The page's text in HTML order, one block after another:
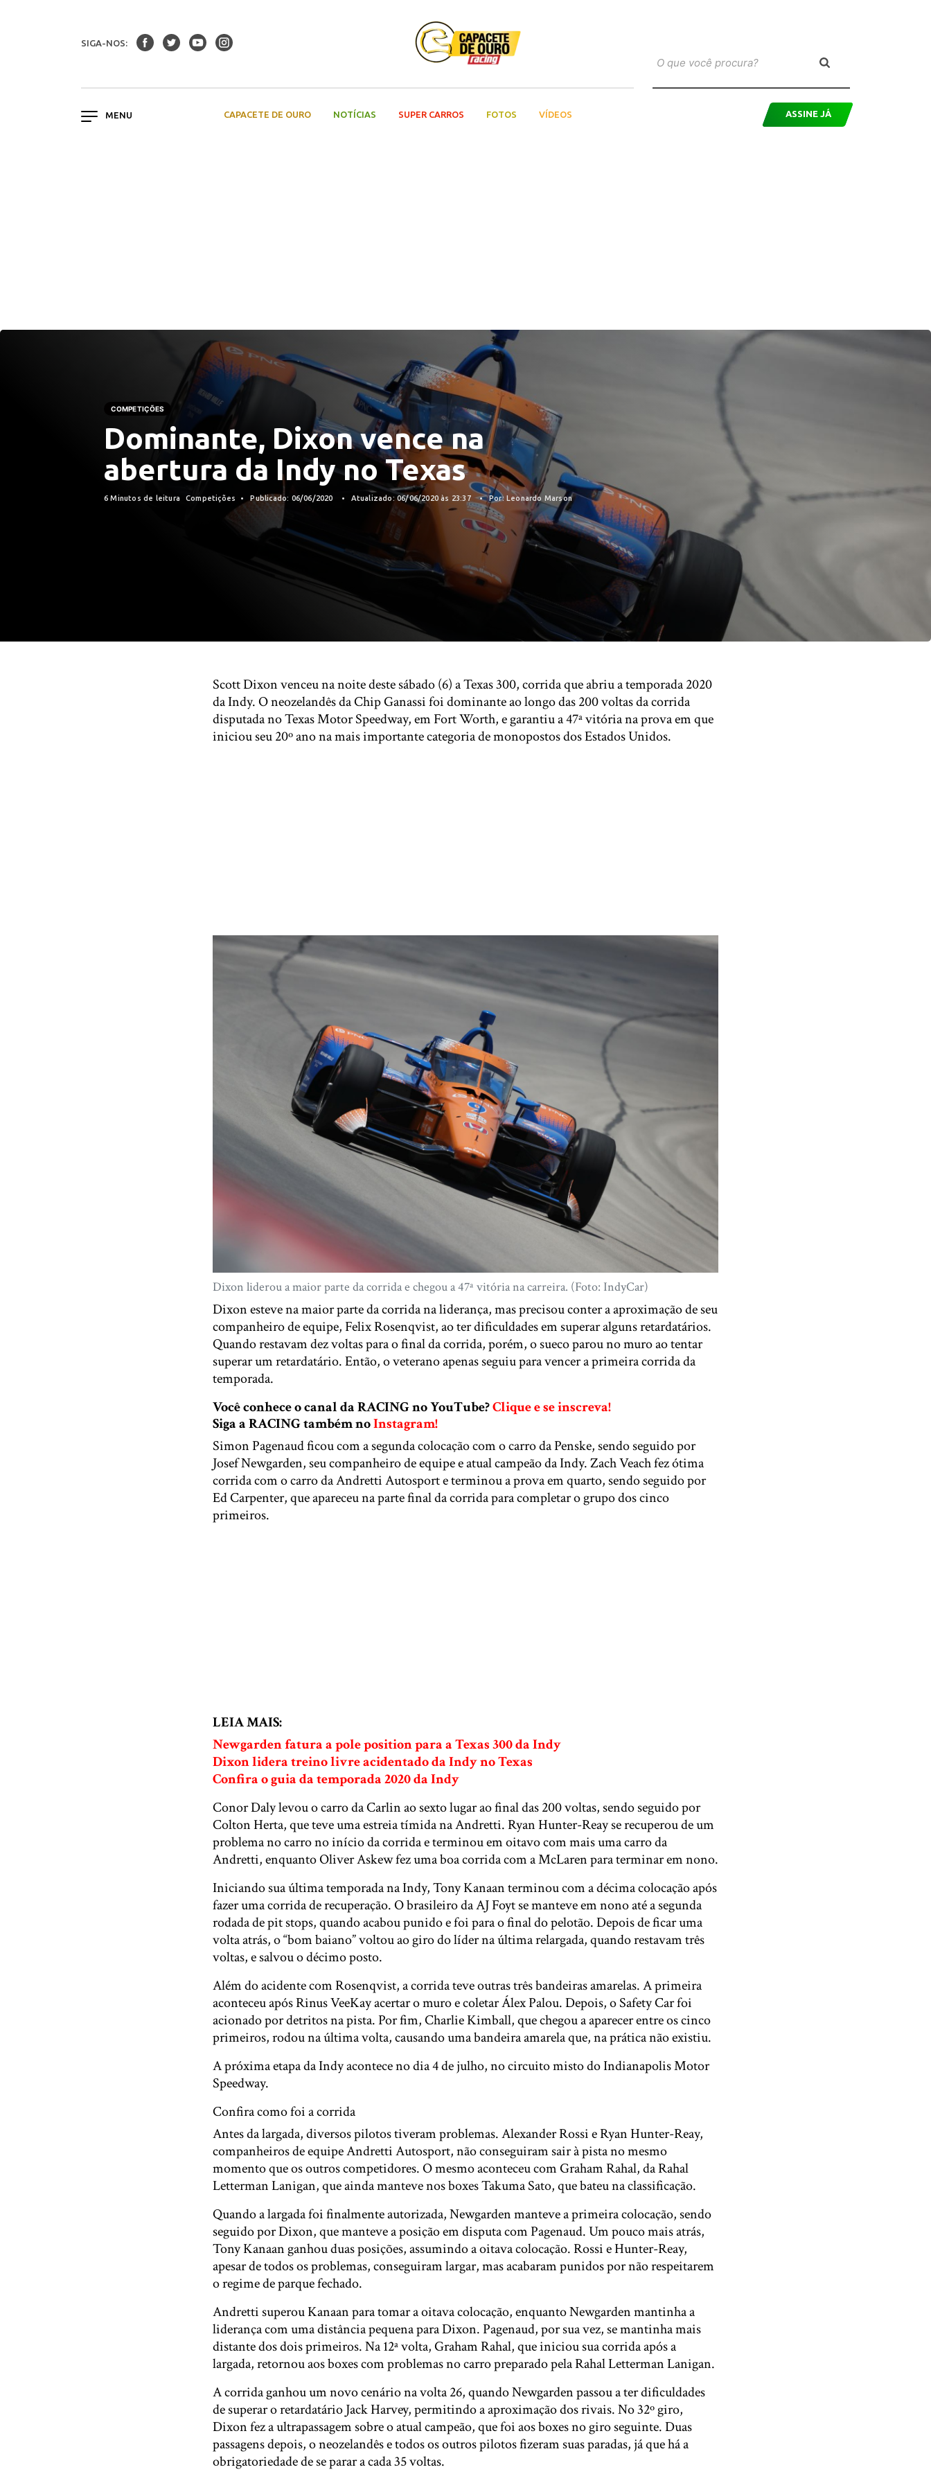
SIGA-NOS:
CAPACETE DE OURO NOTÍCIAS SUPER CARROS FOTOS VÍDEOS ASSINE JÁ
COMPETIÇÕES
Dominante, Dixon vence na
abertura da Indy no Texas
6 Minutos de leitura Competições Publicado: 06/06/2020 Atualizado: 06/06/2020 às 23:37 Por: Leonardo Marson
Scott Dixon venceu na noite deste sábado (6) a Texas 300, corrida que abriu a temporada 2020
da Indy. O neozelandês da Chip Ganassi foi dominante ao longo das 200 voltas da corrida
disputada no Texas Motor Speedway, em Fort Worth, e garantiu a 47ª vitória na prova em que
iniciou seu 20º ano na mais importante categoria de monopostos dos Estados Unidos.
Dixon liderou a maior parte da corrida e chegou a 47ª vitória na carreira. (Foto: IndyCar)
Dixon esteve na maior parte da corrida na liderança, mas precisou conter a aproximação de seu
companheiro de equipe, Felix Rosenqvist, ao ter dificuldades em superar alguns retardatários.
Quando restavam dez voltas para o final da corrida, porém, o sueco parou no muro ao tentar
superar um retardatário. Então, o veterano apenas seguiu para vencer a primeira corrida da
temporada.
Você conhece o canal da RACING no YouTube?Clique e se inscreva!
Siga a RACING também noInstagram!
Simon Pagenaud ficou com a segunda colocação com o carro da Penske, sendo seguido por
Josef Newgarden, seu companheiro de equipe e atual campeão da Indy. Zach Veach fez ótima
corrida com o carro da Andretti Autosport e terminou a prova em quarto, sendo seguido por
Ed Carpenter, que apareceu na parte final da corrida para completar o grupo dos cinco
primeiros.
LEIA MAIS:
Newgarden fatura a pole position para a Texas 300 da Indy
Dixon lidera treino livre acidentado da Indy no Texas
Confira o guia da temporada 2020 da Indy
Conor Daly levou o carro da Carlin ao sexto lugar ao final das 200 voltas, sendo seguido por
Colton Herta, que teve uma estreia tímida na Andretti. Ryan Hunter-Reay se recuperou de um
problema no carro no início da corrida e terminou em oitavo com mais uma carro da
Andretti, enquanto Oliver Askew fez uma boa corrida com a McLaren para terminar em nono.
Iniciando sua última temporada na Indy, Tony Kanaan terminou com a décima colocação após
fazer uma corrida de recuperação. O brasileiro da AJ Foyt se manteve em nono até a segunda
rodada de pit stops, quando acabou punido e foi para o final do pelotão. Depois de ficar uma
volta atrás, o “bom baiano” voltou ao giro do líder na última relargada, quando restavam três
voltas, e salvou o décimo posto.
Além do acidente com Rosenqvist, a corrida teve outras três bandeiras amarelas. A primeira
aconteceu após Rinus VeeKay acertar o muro e coletar Álex Palou. Depois, o Safety Car foi
acionado por detritos na pista. Por fim, Charlie Kimball, que chegou a aparecer entre os cinco
primeiros, rodou na última volta, causando uma bandeira amarela que, na prática não existiu.
A próxima etapa da Indy acontece no dia 4 de julho, no circuito misto do Indianapolis Motor
Speedway.
Confira como foi a corrida
Antes da largada, diversos pilotos tiveram problemas. Alexander Rossi e Ryan Hunter-Reay,
companheiros de equipe Andretti Autosport, não conseguiram sair à pista no mesmo
momento que os outros competidores. O mesmo aconteceu com Graham Rahal, da Rahal
Letterman Lanigan, que ainda manteve nos boxes Takuma Sato, que bateu na classificação.
Quando a largada foi finalmente autorizada, Newgarden manteve a primeira colocação, sendo
seguido por Dixon, que manteve a posição em disputa com Pagenaud. Um pouco mais atrás,
Tony Kanaan ganhou duas posições, assumindo a oitava colocação. Rossi e Hunter-Reay,
apesar de todos os problemas, conseguiram largar, mas acabaram punidos por não respeitarem
o regime de parque fechado.
Andretti superou Kanaan para tomar a oitava colocação, enquanto Newgarden mantinha a
liderança com uma distância pequena para Dixon. Pagenaud, por sua vez, se mantinha mais
distante dos dois primeiros. Na 12ª volta, Graham Rahal, que iniciou sua corrida após a
largada, retornou aos boxes com problemas no carro preparado pela Rahal Letterman Lanigan.
A corrida ganhou um novo cenário na volta 26, quando Newgarden passou a ter dificuldades
de superar o retardatário Jack Harvey, permitindo a aproximação dos rivais. No 32º giro,
Dixon fez a ultrapassagem sobre o atual campeão, que foi aos boxes no giro seguinte. Duas
passagens depois, o neozelandês e todos os outros pilotos fizeram suas paradas, já que há a
obrigatoriedade de se parar a cada 35 voltas.